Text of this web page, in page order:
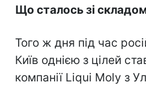
Що сталось зі
Того ж дня під час
Київ однією з цілей
компанії Liqui Moly з